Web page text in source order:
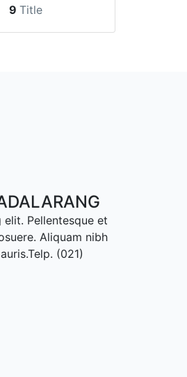
9 Title
Pellentesque et
Aliquam nibh
(021)